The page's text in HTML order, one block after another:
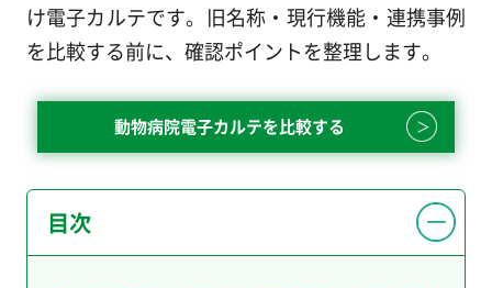
け電子カルテです。旧名称・現行機能・連携事例
を比較する前に、確認ポイントを整理します。
動物病院電子カルテを比較する
目次